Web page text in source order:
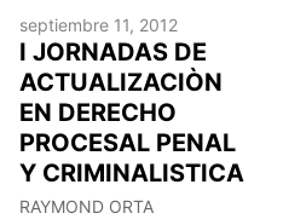
septiembre 11, 2012
I JORNADAS DE
ACTUALIZACIÒN
EN DERECHO
PROCESAL PENAL
Y CRIMINALISTICA
RAYMOND ORTA